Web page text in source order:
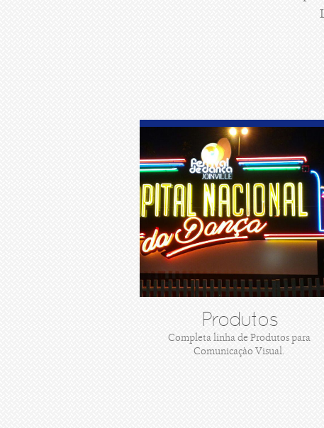
Produtos
Completa linha de Produtos para
Comunicaçào Visual.